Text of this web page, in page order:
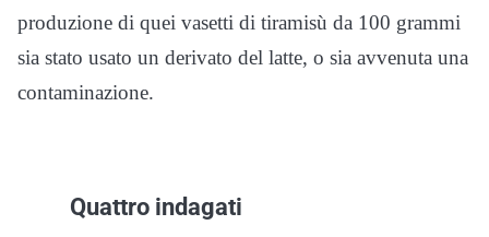
produzione di quei vasetti di tiramisù da 100 grammi
sia stato usato un derivato del latte, o sia avvenuta una
contaminazione.
Quattro indagati